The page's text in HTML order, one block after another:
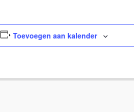
Toevoegen aan kalender